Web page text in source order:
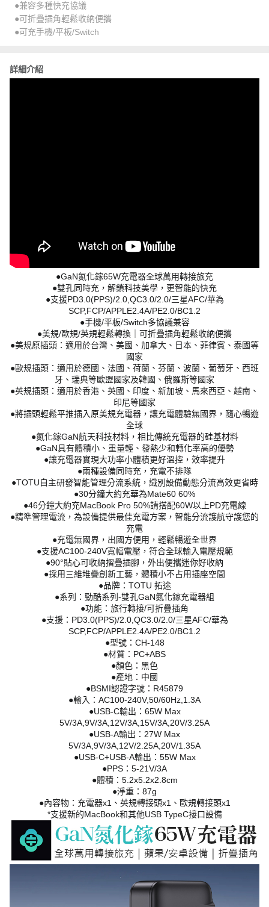
●兼容多種快充協議
●可折疊插角輕鬆收納便攜
●可充手機/平板/Switch
詳細介紹
●GaN氮化鎵65W充電器全球萬用轉接旅充
●雙孔同時充，解鎖科技美學，更智能的快充
●支援PD3.0(PPS)/2.0,QC3.0/2.0/三星AFC/華為
SCP,FCP/APPLE2.4A/PE2.0/BC1.2
●手機/平板/Switch多協議兼容
●美規/歐規/英規輕鬆轉換｜可折疊插角輕鬆收納便攜
●美規原插頭：適用於台灣、美國、加拿大、日本、菲律賓、泰國等
國家
●歐規插頭：適用於德國、法國、荷蘭、芬蘭、波蘭、葡萄牙、西班
牙、瑞典等歐盟國家及韓國、俄羅斯等國家
●英規插頭：適用於香港、英國、印度、新加坡、馬來西亞、越南、
印尼等國家
●將插頭輕鬆平推插入原美規充電器，讓充電體驗無國界，隨心暢遊
全球
●氮化鎵GaN航天科技材料，相比傳統充電器的硅基材料
●GaN具有體積小、重量輕、發熱少和轉化率高的優勢
●讓充電器實現大功率小體積更好溫控，效率提升
●兩種設備同時充，充電不排隊
●TOTU自主研發智能管理分流系統，識別設備動態分流高效更省時
●30分鐘大約充華為Mate60 60%
●46分鐘大約充MacBook Pro 50%請搭配60W以上PD充電線
●精準管理電流，為設備提供最佳充電方案，智能分流護航守護您的
充電
●充電無國界，出國方便用，輕鬆暢遊全世界
●支援AC100-240V寬幅電壓，符合全球輸入電壓規範
●90°貼心可收納摺疊插腳，外出便攜迷你好收納
●採用三維堆疊創新工藝，體積小不占用插座空間
●品牌：TOTU 拓途
●系列：勁酷系列-雙孔GaN氮化鎵充電器組
●功能：旅行轉接/可折疊插角
●支援：PD3.0(PPS)/2.0,QC3.0/2.0/三星AFC/華為
SCP,FCP/APPLE2.4A/PE2.0/BC1.2
●型號：CH-148
●材質：PC+ABS
●顏色：黑色
●產地：中國
●BSMI認證字號：R45879
●輸入：AC100-240V,50/60Hz,1.3A
●USB-C輸出：65W Max
5V/3A,9V/3A,12V/3A,15V/3A,20V/3.25A
●USB-A輸出：27W Max
5V/3A,9V/3A,12V/2.25A,20V/1.35A
●USB-C+USB-A輸出：55W Max
●PPS：5-21V/3A
●體積：5.2x5.2x2.8cm
●淨重：87g
●內容物：充電器x1、英規轉接頭x1、歐規轉接頭x1
*支援新的MacBook和其他USB TypeC接口設備